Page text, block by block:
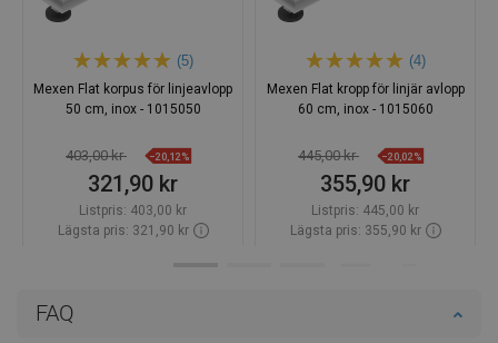
FAQ
(5)
Mexen Flat korpus för linjeavlopp
50 cm, inox - 1015050
403,00 kr −20,12%
321,90 kr
Listpris: 403,00 kr
Lägsta pris: 321,90 kr
(4)
Mexen Flat kropp för linjär avlopp
60 cm, inox - 1015060
445,00 kr −20,02%
355,90 kr
Listpris: 445,00 kr
Lägsta pris: 355,90 kr